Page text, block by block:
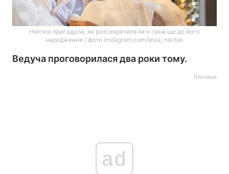
Нікітюк пригадала, як розсекретила ім'я сина ще до його
народження / фото instagram.com/lesia_nikituk
Ведуча проговорилася два роки тому.
Реклама
ad